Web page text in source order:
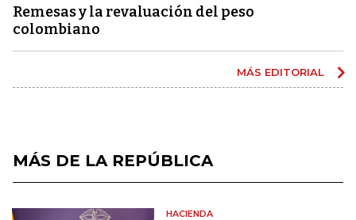
Remesas y la revaluación del peso
colombiano
MÁS EDITORIAL
MÁS DE LA REPÚBLICA
HACIENDA